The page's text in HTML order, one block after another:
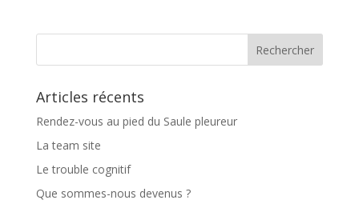
Articles récents
Rendez-vous au pied du Saule pleureur
La team site
Le trouble cognitif
Que sommes-nous devenus ?